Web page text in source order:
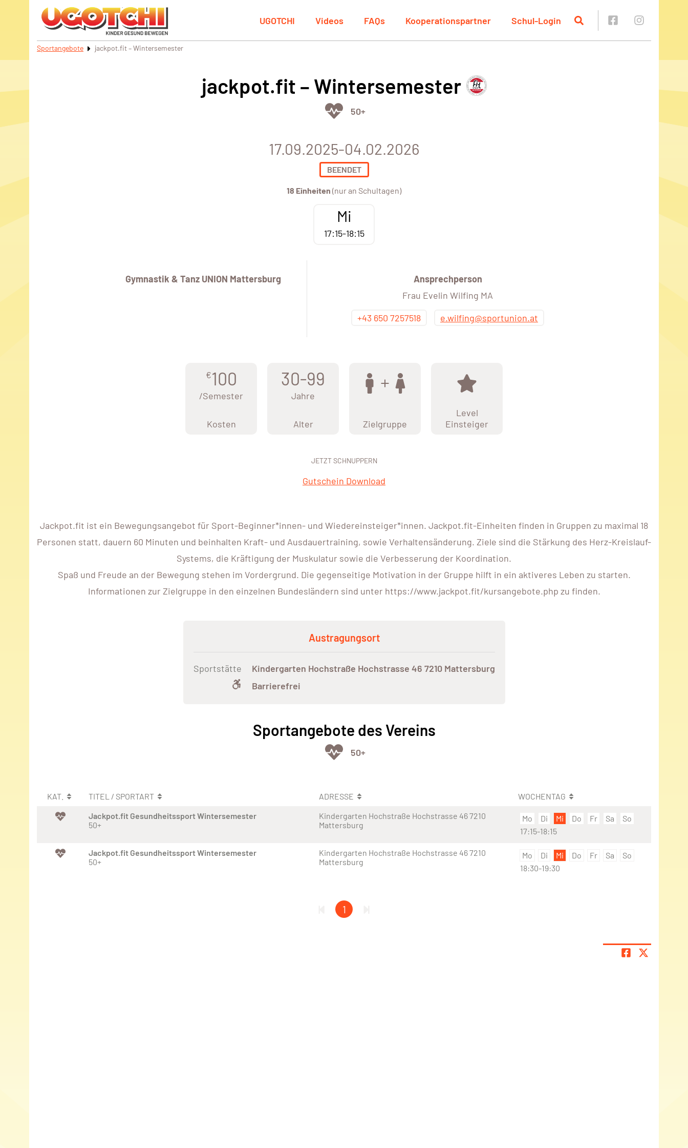
UGOTCHI Videos FAQs Kooperationspartner Schul-Login
Sportangebote jackpot.fit – Wintersemester
jackpot.fit – Wintersemester
50+
17.09.2025-04.02.2026
BEENDET
18 Einheiten (nur an Schultagen)
Mi
17:15-18:15
Gymnastik & Tanz UNION Mattersburg
Ansprechperson
Frau Evelin Wilfing MA
+43 650 7257518
e.wilfing@sportunion.at
€100
/Semester
Kosten
30-99
Jahre
Alter Zielgruppe
Level
Einsteiger
JETZT SCHNUPPERN
Gutschein Download
Jackpot.fit ist ein Bewegungsangebot für Sport-Beginner*innen- und Wiedereinsteiger*innen. Jackpot.fit-Einheiten finden in Gruppen zu maximal 18
Personen statt, dauern 60 Minuten und beinhalten Kraft- und Ausdauertraining, sowie Verhaltensänderung. Ziele sind die Stärkung des Herz-Kreislauf-
Systems, die Kräftigung der Muskulatur sowie die Verbesserung der Koordination.
Spaß und Freude an der Bewegung stehen im Vordergrund. Die gegenseitige Motivation in der Gruppe hilft in ein aktiveres Leben zu starten.
Informationen zur Zielgruppe in den einzelnen Bundesländern sind unter https://www.jackpot.fit/kursangebote.php zu finden.
Austragungsort
Sportstätte
Kindergarten Hochstraße Hochstrasse 46 7210 Mattersburg
Barrierefrei
Sportangebote des Vereins
50+
KAT. TITEL / SPORTART ADRESSE
WOCHENTAG
Jackpot.fit Gesundheitssport Wintersemester
50+
Kindergarten Hochstraße Hochstrasse 46 7210
Mattersburg
Mo Di Mi Do Fr Sa
So
17:15-18:15
Jackpot.fit Gesundheitssport Wintersemester
50+
Kindergarten Hochstraße Hochstrasse 46 7210
Mattersburg
Mo Di Mi Do Fr Sa
So
18:30-19:30
1